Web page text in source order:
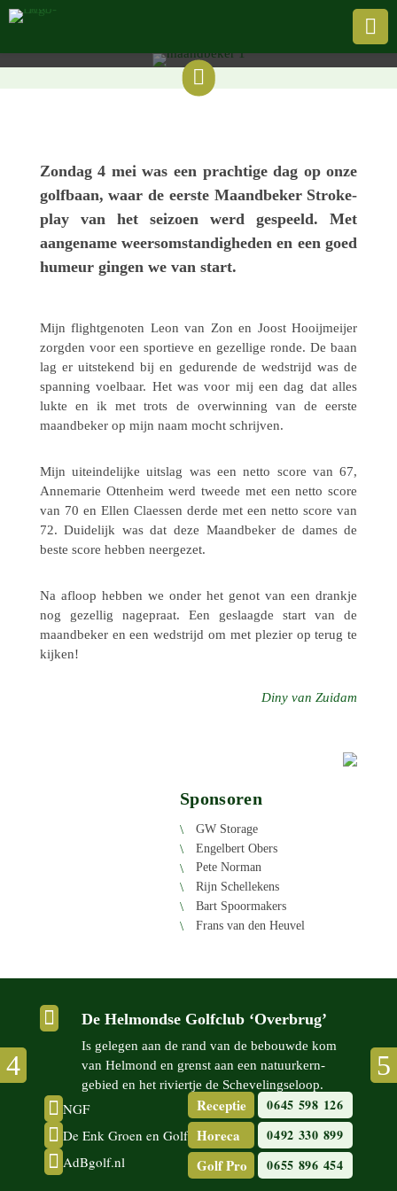


Zondag 4 mei was een prach­tige dag op onze
golf­baan, waar de eerste Maand­be­ker Stro­ke­
play van het seizoen werd gespeeld. Met
aange­name weers­om­stan­dig­he­den en een goed
humeur gingen we van start.
Mijn flight­ge­no­ten Leon van Zon en Joost Hooi­j­meijer
zorgden voor een spor­tieve en gezel­lige ronde. De baan
lag er uitste­kend bij en gedu­rende de wedstrijd was de
span­ning voel­baar. Het was voor mij een dag dat alles
lukte en ik met trots de over­win­ning van de eerste
maand­be­ker op mijn naam mocht schrijven.
Mijn uitein­de­lijke uitslag was een netto score van 67,
Anne­ma­rie Otten­heim werd tweede met een netto score
van 70 en Ellen Claes­sen derde met een netto score van
72. Duide­lijk was dat deze Maand­be­ker de dames de
beste score hebben neergezet.
Na afloop hebben we onder het genot van een drankje
nog gezel­lig nage­praat. Een geslaagde start van de
maand­be­ker en een wedstrijd om met plezier op terug te
kijken!
Diny van Zuidam
Sponsoren
GW Storage
Engel­bert Obers
Pete Norman
Rijn Schel­le­kens
Bart Spoor­ma­kers
Frans van den Heuvel
 De Helmondse Golfclub ‘Overbrug’
Is gelegen aan de rand van de bebouwde kom
van Helmond en grenst aan een natuur­kern­
gebied en het riviertje de Scheve­lingse­loop.
 NGF
 De Enk Groen en Golf
 AdBgolf.nl
Receptie 0645 598 126
Horeca 0492 330 899
Golf Pro 0655 896 454